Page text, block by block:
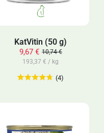
KatVitin (50 g)
10,74 €
9,67 €
193,37 € / kg
(4)